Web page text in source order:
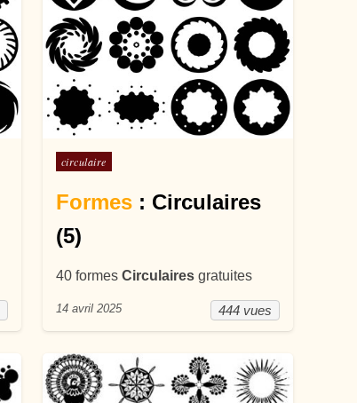
Posté dans
circulaire
Formes: Circulaires
(5)
40 formes Circulairesgratuites
444 vues
14 avril 2025